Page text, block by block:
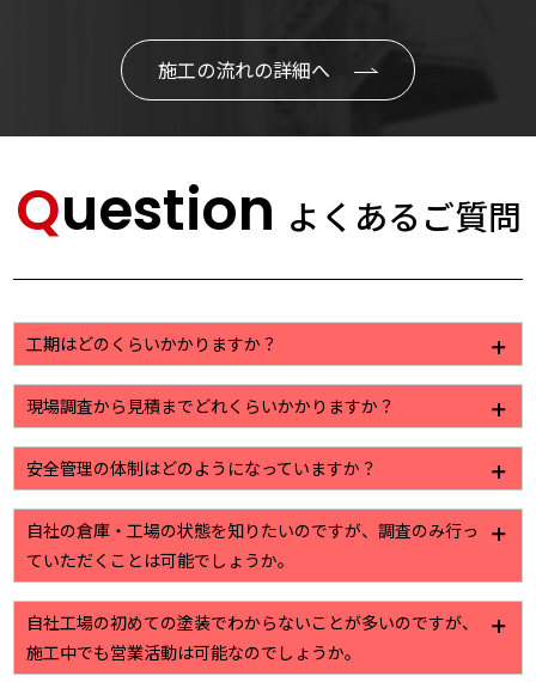
施工の流れの詳細へ
Question よくあるご質問
工期はどのくらいかかりますか？
工事に内容によって様々ですが、一般的な塗装工事で
すと2週間から3週間程になります。
現場調査から見積までどれくらいかかりますか？
建物の大きさや、お出しする資料のご要望によって若
干の違いはありますが、7日から10日ほどで提出させ
ていただいております。
安全管理の体制はどのようになっていますか？
株式会社植田では作業員名簿をはじめ、危険予知活動
日報といった安全管理を目的とした書類の作成・管理
を徹底しております。
自社の倉庫・工場の状態を知りたいのですが、調査のみ行っ
ていただくことは可能でしょうか。
現場調査からお見積り提出までを無料で行っていま
す。工場・倉庫に関する些細なお困りごとでもお気軽
にご相談ください。ご連絡をお待ちしております
自社工場の初めての塗装でわからないことが多いのですが、
施工中でも営業活動は可能なのでしょうか。